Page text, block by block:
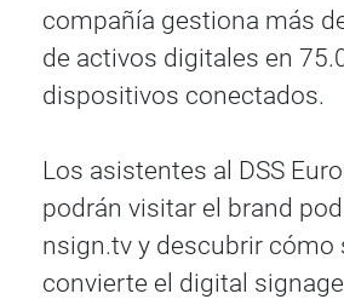
compañía gestiona más
de activos digitales en
dispositivos conectados.
Los asistentes al DSS
podrán visitar el brand
nsign.tv y descubrir cómo
convierte el digital